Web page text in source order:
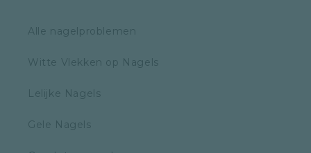
Alle nagelproblemen
Witte Vlekken op Nagels
Lelijke Nagels
Gele Nagels